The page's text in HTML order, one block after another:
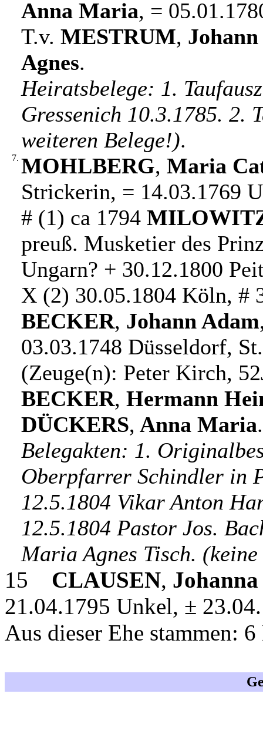
Anna Maria, =
T.v. MESTRUM,
Agnes.
Heiratsbelege: 1.
Gressenich 10.3.1785. 2.
weiteren Belege!).
7. MOHLBERG, Maria
Strickerin, = 14.03.1769
# (1) ca 1794
preuß. Musketier des
Ungarn? + 30.12.1800
X (2) 30.05.1804 Köln, #
BECKER, Johann Adam
03.03.1748 Düsseldorf,
(Zeuge(n): Peter Kirch,
BECKER, Hermann
DÜCKERS, Anna Maria.
Belegakten: 1.
Oberpfarrer Schindler in
12.5.1804 Vikar Anton
12.5.1804 Pastor Jos.
Maria Agnes Tisch.
15 CLAUSEN,
21.04.1795 Unkel, ±
Aus dieser Ehe stammen: